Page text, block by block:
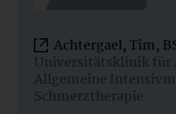
Achtergael, Tim,
Universitätsklinik für
Allgemeine
Schmerztherapie